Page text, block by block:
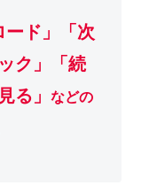
ド」
「次
ク」「続
る」などの